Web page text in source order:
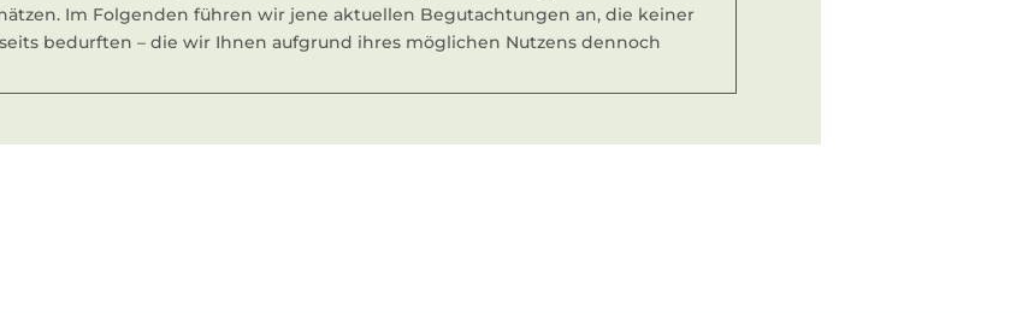
Im Folgenden führen wir jene aktuellen Begutachtungen an, die keiner
bedurften – die wir Ihnen aufgrund ihres möglichen Nutzens dennoch